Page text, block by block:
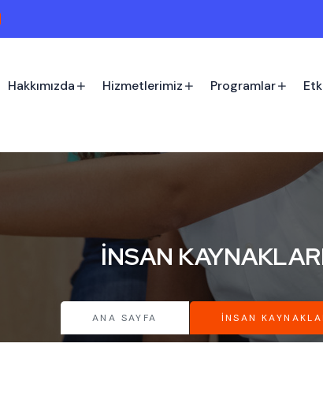
Hakkımızda Hizmetlerimiz Programlar
İNSAN
ANA SAYFA İNSAN